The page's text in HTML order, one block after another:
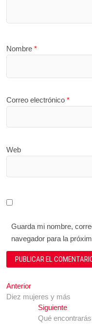
Nombre*
Correo electrónico*
Web
Guarda mi nombre,
navegador para la
Navegación
de
entradas
AnteriorEntrada
anterior:
Diez mujeres y más
SiguienteEntrada
Qué